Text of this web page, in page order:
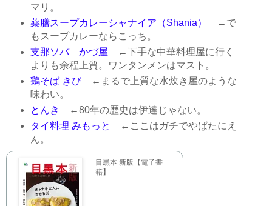
マリ。
薬膳スープカレーシャナイア（Shania）
←で
もスープカレーならこっち。
支那ソバ かづ屋 ←下手な中華料理屋に行く
よりも余程上質。ワンタンメンはマスト。
鶏そば きび←まるで上質な水炊き屋のような
味わい。
とんき
←80年の歴史は伊達じゃない。
タイ料理 みもっと
←ここはガチでやばたにえ
ん。
目黒本 新版【電子書
籍】